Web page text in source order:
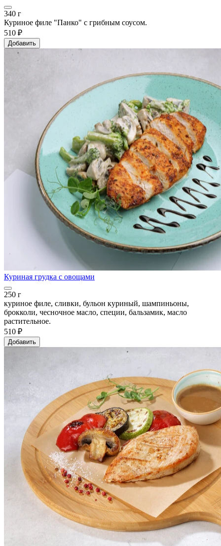
340 г
Куриное филе "Панко" с грибным соусом.
510 ₽
Добавить
Куриная грудка с овощами
250 г
куриное филе, сливки, бульон куриный, шампиньоны,
брокколи, чесночное масло, специи, бальзамик, масло
растительное.
510 ₽
Добавить